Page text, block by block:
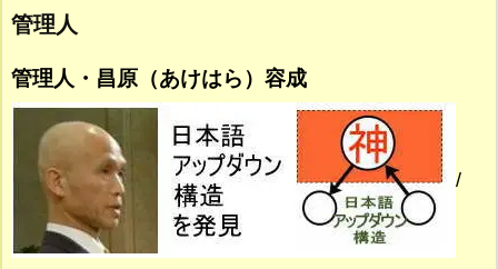
管理人
管理人・昌原（あけはら）容成
/